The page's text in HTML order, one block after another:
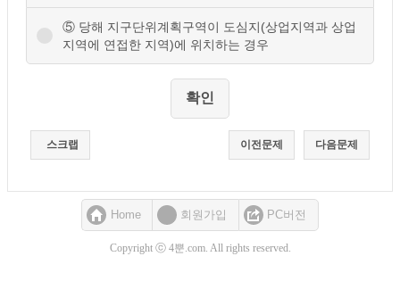
⑤ 당해 지구단위계획구역이 도심지(상업지역과 상업
지역에 연접한 지역)에 위치하는 경우
스크랩 다음문제
이전문제
Home 회원가입 PC버전
Copyright ⓒ 4뿐.com. All rights reserved.